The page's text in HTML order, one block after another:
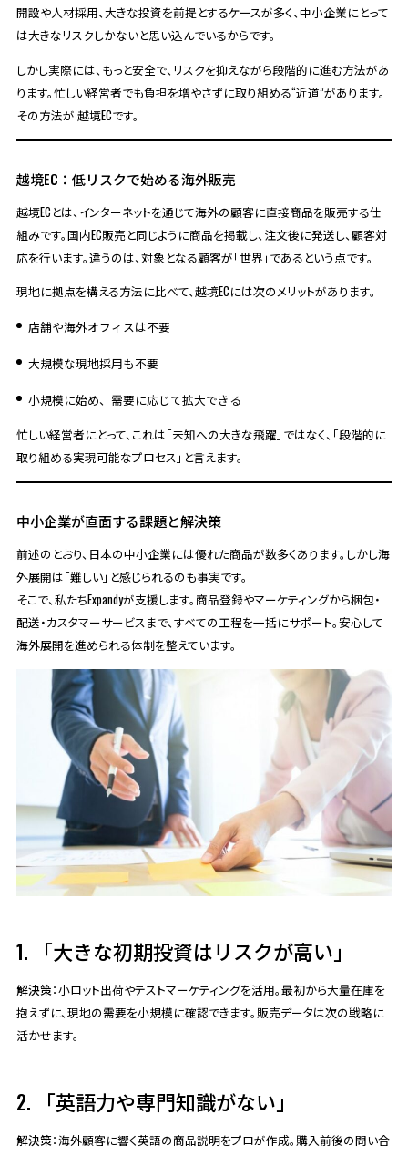
開設や人材採用、大きな投資を前提とするケースが多く、中小企業にとって
は大きなリスクしかないと思い込んでいるからです。
しかし実際には、もっと安全で、リスクを抑えながら段階的に進む方法があ
ります。忙しい経営者でも負担を増やさずに取り組める“近道”があります。
その方法が 越境ECです。
越境EC：低リスクで始める海外販売
越境ECとは、インターネットを通じて海外の顧客に直接商品を販売する仕
組みです。国内EC販売と同じように商品を掲載し、注文後に発送し、顧客対
応を行います。違うのは、対象となる顧客が「世界」であるという点です。
現地に拠点を構える方法に比べて、越境ECには次のメリットがあります。
店舗や海外オフィスは不要
大規模な現地採用も不要
小規模に始め、需要に応じて拡大できる
忙しい経営者にとって、これは「未知への大きな飛躍」ではなく、「段階的に
取り組める実現可能なプロセス」と言えます。
中小企業が直面する課題と解決策
前述のとおり、日本の中小企業には優れた商品が数多くあります。しかし海
外展開は「難しい」と感じられるのも事実です。
そこで、私たちExpandyが支援します。商品登録やマーケティングから梱包・
配送・カスタマーサービスまで、すべての工程を一括にサポート。安心して
海外展開を進められる体制を整えています。
1. 「大きな初期投資はリスクが高い」
解決策：小ロット出荷やテストマーケティングを活用。最初から大量在庫を
抱えずに、現地の需要を小規模に確認できます。販売データは次の戦略に
活かせます。
2. 「英語力や専門知識がない」
解決策：海外顧客に響く英語の商品説明をプロが作成。購入前後の問い合